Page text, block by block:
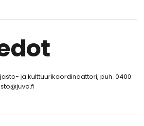
ja kulttuurikoordinaattori, puh. 0400